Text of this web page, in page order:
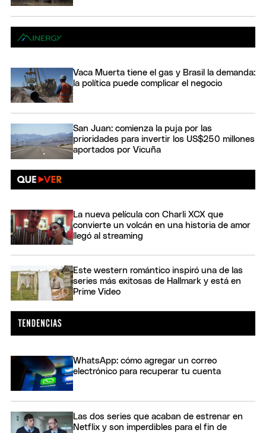
Vaca Muerta tiene el gas y Brasil la demanda:
la política puede complicar el negocio
San Juan: comienza la puja por las
prioridades para invertir los US$250 millones
aportados por Vicuña
La nueva película con Charli XCX que
convierte un volcán en una historia de amor
llegó al streaming
Este western romántico inspiró una de las
series más exitosas de Hallmark y está en
Prime Video
WhatsApp: cómo agregar un correo
electrónico para recuperar tu cuenta
Las dos series que acaban de estrenar en
Netflix y son imperdibles para el fin de